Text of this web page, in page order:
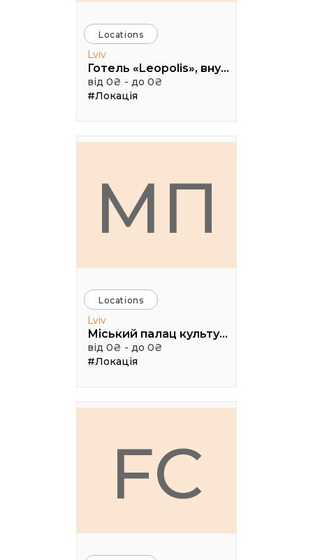
Locations
Lviv
Готель «Leopolis», внутрішній дворик, вул. Театральна, 16, м. Львів
від 0₴ - до 0₴
#Локація
МП
Locations
Lviv
Міський палац культури імені Гната Хоткевича, мала зала
від 0₴ - до 0₴
#Локація
FC